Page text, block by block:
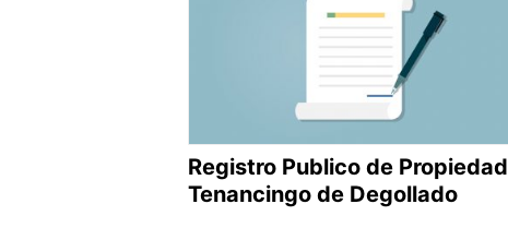
Registro Publico de Propiedad
Tenancingo de Degollado